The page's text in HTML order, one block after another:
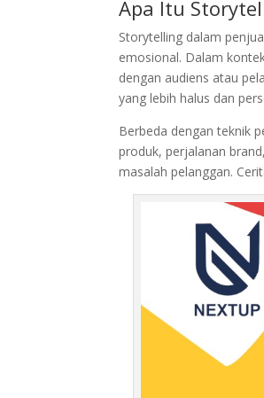
Apa Itu
Storytelling dalam
emosional. Dalam
dengan audiens atau
yang lebih halus dan
Berbeda dengan teknik
produk, perjalanan
masalah pelanggan.